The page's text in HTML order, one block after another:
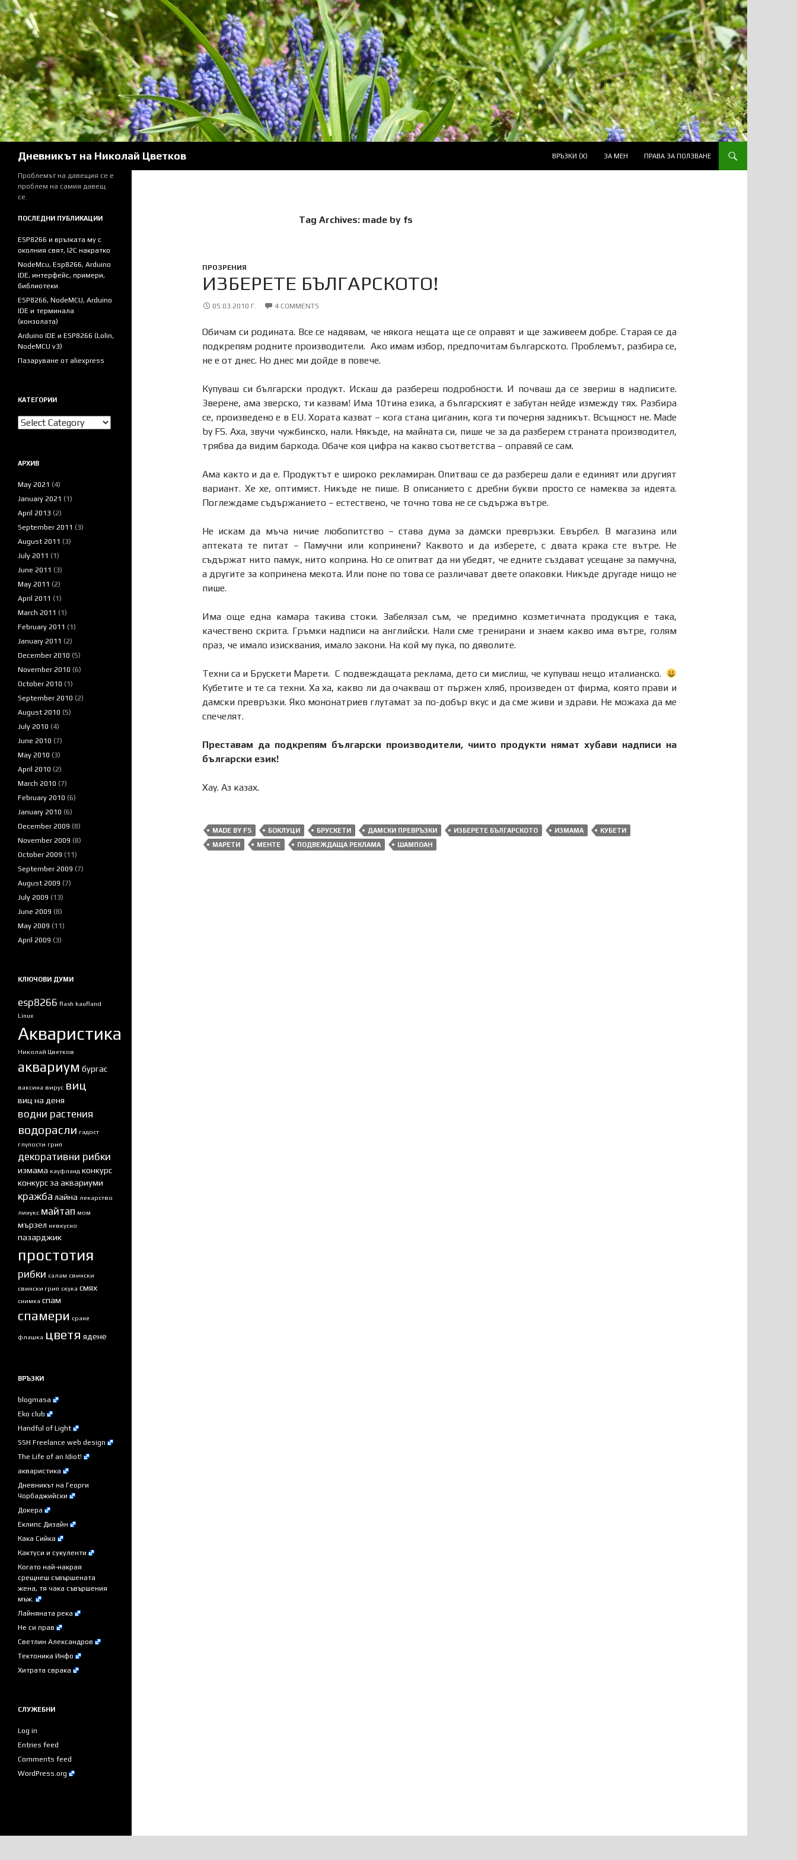
Skip
to
content
Дневникът на Николай Цветков ВРЪЗКИ (Х) ЗА МЕН ПРАВА ЗА ПОЛЗВАНЕ
Tag Archives: made by fs
ПРОЗРЕНИЯ
ИЗБЕРЕТЕ БЪЛГАРСКОТО!
05.03.2010 Г. 4 COMMENTS
Обичам си родината. Все се надявам, че някога нещата ще се оправят и ще заживеем добре. Старая се да
подкрепям родните производители. Ако имам избор, предпочитам българското. Проблемът, разбира се,
не е от днес. Но днес ми дойде в повече.
Купуваш си български продукт. Искаш да разбереш подробности. И почваш да се звериш в надписите.
Зверене, ама зверско, ти казвам! Има 10тина езика, а българският е забутан нейде измежду тях. Разбира
се, произведено е в EU. Хората казват – кога стана циганин, кога ти почерня задникът. Всъщност не. Made
by FS. Аха, звучи чужбинско, нали. Някъде, на майната си, пише че за да разберем страната производител,
трябва да видим баркода. Обаче коя цифра на какво съответства – оправяй се сам.
Ама както и да е. Продуктът е широко рекламиран. Опитваш се да разбереш дали е единият или другият
вариант. Хе хе, оптимист. Никъде не пише. В описанието с дребни букви просто се намеква за идеята.
Поглеждаме съдържанието – естествено, че точно това не се съдържа вътре.
Не искам да мъча ничие любопитство – става дума за дамски превръзки. Евърбел. В магазина или
аптеката те питат – Памучни или копринени? Каквото и да изберете, с двата крака сте вътре. Не
съдържат нито памук, нито коприна. Но се опитват да ни убедят, че едните създават усещане за памучна,
а другите за копринена мекота. Или поне по това се различават двете опаковки. Никъде другаде нищо не
пише.
Има още една камара такива стоки. Забелязал съм, че предимно козметичната продукция е така,
качествено скрита. Гръмки надписи на английски. Нали сме тренирани и знаем какво има вътре, голям
праз, че имало изисквания, имало закони. На кой му пука, по дяволите.
Техни са и Брускети Марети. С подвеждащата реклама, дето си мислиш, че купуваш нещо италианско.
Кубетите и те са техни. Ха ха, какво ли да очакваш от пържен хляб, произведен от фирма, която прави и
дамски превръзки. Яко мононатриев глутамат за по-добър вкус и да сме живи и здрави. Не можаха да ме
спечелят.
Преставам да подкрепям български производители, чиито продукти нямат хубави надписи на
български език!
Хау. Аз казах.
MADE BY FS БОКЛУЦИ БРУСКЕТИ ДАМСКИ ПРЕВРЪЗКИ ИЗБЕРЕТЕ БЪЛГАРСКОТО ИЗМАМА
КУБЕТИ
МАРЕТИ
МЕНТЕ ПОДВЕЖДАЩА РЕКЛАМА ШАМПОАН
Проблемът на давещия се е
проблем на самия давещ
се.
ПОСЛЕДНИ ПУБЛИКАЦИИ
ESP8266 и връзката му с
околния свят, I2C накратко
NodeMcu, Esp8266, Arduino
IDE, интерфейс, примери,
библиотеки.
ESP8266, NodeMCU, Arduino
IDE и терминала
(конзолата)
Arduino IDE и ESP8266 (Lolin,
NodeMCU v3)
Пазаруване от aliexpress
КАТЕГОРИИ
Категории
АРХИВ
May 2021 (4)
January 2021 (1)
April 2013 (2)
September 2011 (3)
August 2011 (3)
July 2011 (1)
June 2011 (3)
May 2011 (2)
April 2011 (1)
March 2011 (1)
February 2011 (1)
January 2011 (2)
December 2010 (5)
November 2010 (6)
October 2010 (1)
September 2010 (2)
August 2010 (5)
July 2010 (4)
June 2010 (7)
May 2010 (3)
April 2010 (2)
March 2010 (7)
February 2010 (6)
January 2010 (6)
December 2009 (8)
November 2009 (8)
October 2009 (11)
September 2009 (7)
August 2009 (7)
July 2009 (13)
June 2009 (8)
May 2009 (11)
April 2009 (3)
КЛЮЧОВИ ДУМИ
esp8266 flash kaufland
Linux
Акваристика
Николай Цветков
аквариум бургас
ваксина вирус виц
виц на деня
водни растения
водорасли гадост
глупости грип
декоративни рибки
измама кауфланд конкурс
конкурс за аквариуми
кражба лайна лекарство
линукс майтап мом
мързел невкусно
пазарджик
простотия
рибки салам свински
свински грип скука смях
снимка спам
спамери сране
флашка цветя ядене
ВРЪЗКИ
blogmasa
Eko club
Handful of Light
SSH Freelance web design
The Life of an Idiot!
акваристика
Дневникът на Георги
Чорбаджийски
Докера
Еклипс Дизайн
Кака Сийка
Кактуси и сукуленти
Когато най-накрая
срещнеш съвършената
жена, тя чака съвършения
мъж.
Лайняната река
Не си прав
Светлин Александров
Тектоника Инфо
Хитрата сврака
СЛУЖЕБНИ
Log in
Entries feed
Comments feed
WordPress.org